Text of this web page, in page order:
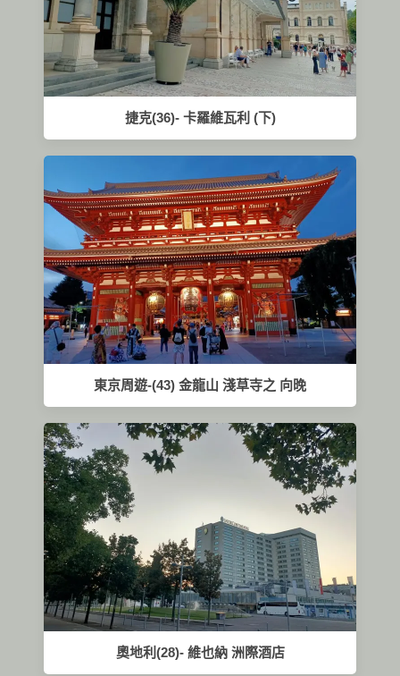
捷克(36)- 卡羅維瓦利 (下)
東京周遊-(43) 金龍山 淺草寺之 向晚
奧地利(28)- 維也納 洲際酒店